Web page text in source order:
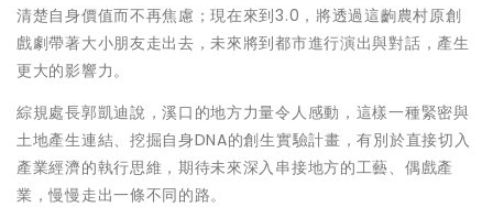
清楚自身價值而不再焦慮；現在來到3.0，將透過這齣農村原創
戲劇帶著大小朋友走出去，未來將到都市進行演出與對話，產生
更大的影響力。
綜規處長郭凱迪說，溪口的地方力量令人感動，這樣一種緊密與
土地產生連結、挖掘自身DNA的創生實驗計畫，有別於直接切入
產業經濟的執行思維，期待未來深入串接地方的工藝、偶戲產
業，慢慢走出一條不同的路。